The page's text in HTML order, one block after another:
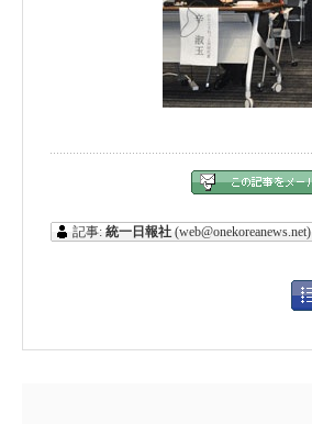
記事: 統一日報社 (web@onekoreanews.net)